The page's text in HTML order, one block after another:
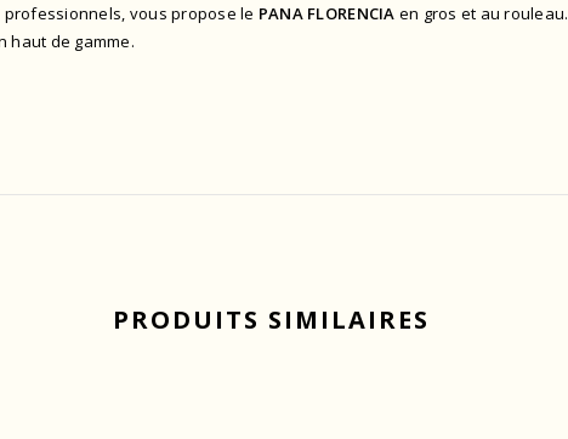
vous propose le PANA FLORENCIA en gros et au rouleau.
haut de gamme.
PRODUITS SIMILAIRES